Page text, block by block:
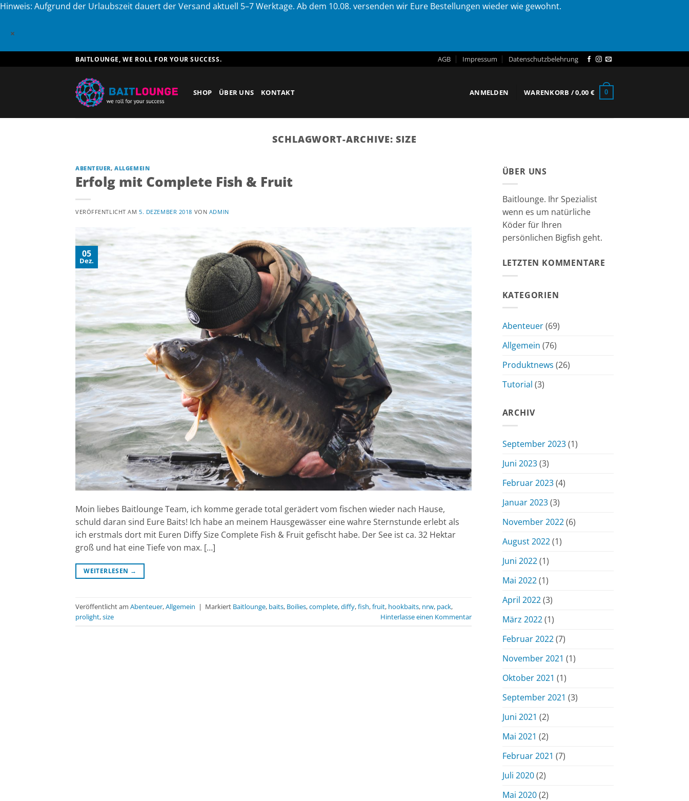
Hinweis: Aufgrund der Urlaubszeit dauert der Versand aktuell 5–7 Werktage. Ab dem 10.08. versenden wir Eure Bestellungen wieder wie gewohnt.
×
Inhalt
BAITLOUNGE, WE ROLL FOR YOUR SUCCESS. AGB Impressum Datenschutzbelehrung
SHOP ÜBER UNS KONTAKT ANMELDEN WARENKORB /0,00 € 0
SCHLAGWORT-ARCHIVE:SIZE
ABENTEUER,ALLGEMEIN
Erfolg mit Complete Fish & Fruit
VERÖFFENTLICHT AM5. DEZEMBER 2018 VON ADMIN
05
Dez.
Moin liebes Baitlounge Team, ich komme gerade total gerädert vom fischen wieder nach Hause,
schuld daran sind Eure Baits! Ich habe an meinem Hausgewässer eine wahre Sternstunde erlebt als
ich erstmals dort mit Euren Diffy Size Complete Fish & Fruit gefischt habe. Der See ist ca. 32 Hektar
groß und hat eine Tiefe von max. […]
WEITERLESEN →
Veröffentlicht am Abenteuer,Allgemein | Markiert Baitlounge, baits, Boilies,complete,diffy,fish,fruit, hookbaits, nrw, pack,
prolight,size Hinterlasse einen Kommentar
ÜBER UNS
Baitlounge. Ihr Spezialist
wenn es um natürliche
Köder für Ihren
persönlichen Bigfish geht.
LETZTEN KOMMENTARE
KATEGORIEN
Abenteuer(69)
Allgemein (76)
Produktnews (26)
Tutorial (3)
ARCHIV
September 2023(1)
Juni 2023(3)
Februar 2023(4)
Januar 2023(3)
November 2022(6)
August 2022(1)
Juni 2022(1)
Mai 2022(1)
April 2022(3)
März 2022(1)
Februar 2022(7)
November 2021 (1)
Oktober 2021 (1)
September 2021 (3)
Juni 2021 (2)
Mai 2021 (2)
Februar 2021 (7)
Juli 2020(2)
Mai 2020(2)